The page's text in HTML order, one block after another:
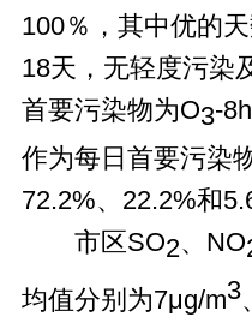
100％，其中优的
18天，无轻度污染
首要污染物为O3-
作为每日首要污染
72.2%、22.2%和
市区SO2、NO
均值分别为7μg/m3